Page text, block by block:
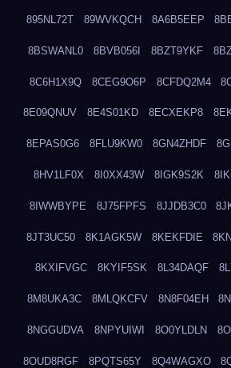
895NL72T 89WVKQCH 8A6B5EEP
8BSWANL0 8BVB056I 8BZT9YKF
8C6H1X9Q 8CEG9O6P 8CFDQ2M4
8E09QNUV 8E4S01KD 8ECXEKP8
8EPAS0G6 8FLU9KW0 8GN4ZHDF
8HV1LF0X 8I0XX43W 8IGK9S2K
8IWWBYPE 8J75FPFS 8JJDB3C0
8JT3UC50 8K1AGK5W 8KEKFDIE
8KXIFVGC 8KYIF5SK 8L34DAQF
8M8UKA3C 8MLQKCFV 8N8F04EH
8NGGUDVA 8NPYUIWI 8O0YLDLN
8OUD8RGF 8PQTS65Y 8Q4WAGXO